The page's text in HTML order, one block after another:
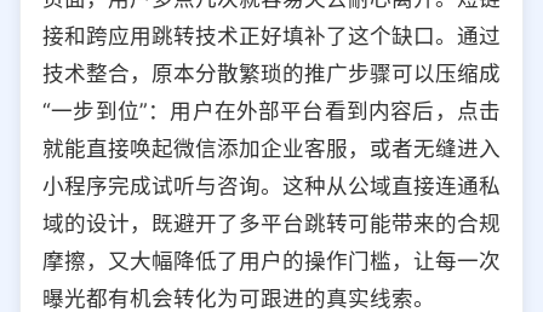
接和跨应用跳转技术正好填补了这个缺口。通过
技术整合，原本分散繁琐的推广步骤可以压缩成
“一步到位”：用户在外部平台看到内容后，点击
就能直接唤起微信添加企业客服，或者无缝进入
小程序完成试听与咨询。这种从公域直接连通私
域的设计，既避开了多平台跳转可能带来的合规
摩擦，又大幅降低了用户的操作门槛，让每一次
曝光都有机会转化为可跟进的真实线索。